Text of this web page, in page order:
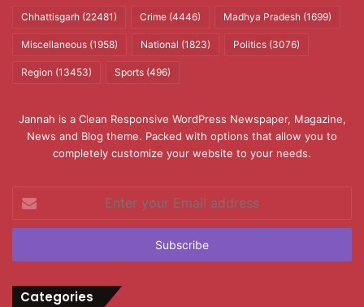
Chhattisgarh (22481) Crime (4446) Madhya Pradesh (1699)
Miscellaneous (1958) National (1823) Politics (3076)
Region (13453) Sports (496)
Jannah is a Clean Responsive WordPress Newspaper, Magazine,
News and Blog theme. Packed with options that allow you to
completely customize your website to your needs.
your
Email
Categories